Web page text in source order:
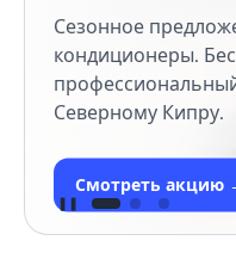
Сезонное
кондиционеры.
Северному Кипру.
Смотреть акцию
❚❚